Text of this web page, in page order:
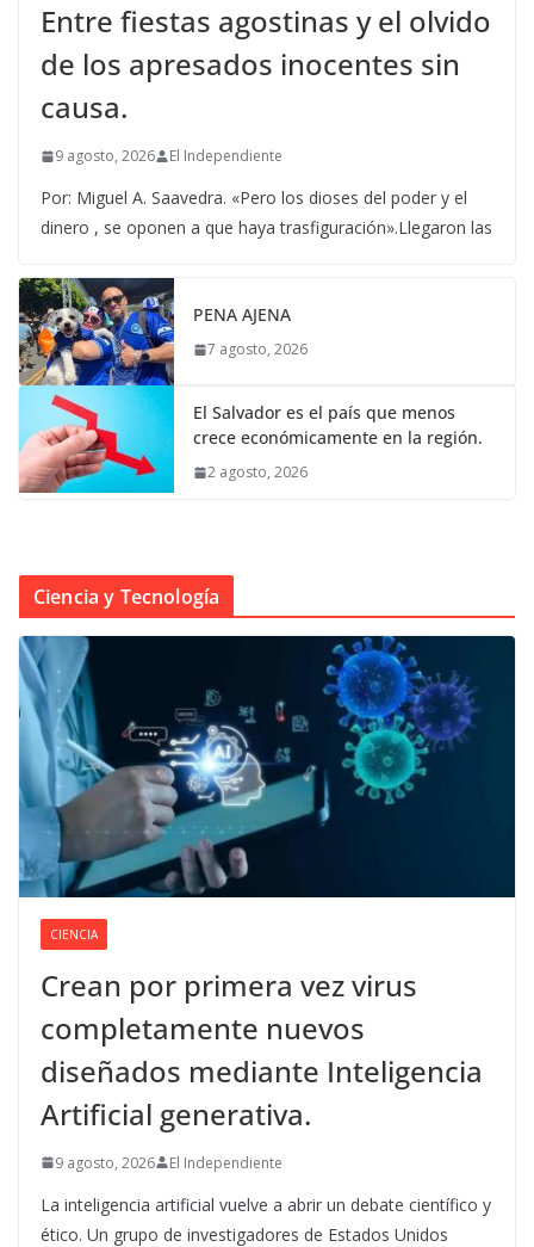
Entre fiestas agostinas y el olvido
de los apresados inocentes sin
causa.
9 agosto, 2026 El Independiente
Por: Miguel A. Saavedra. «Pero los dioses del poder y el
dinero , se oponen a que haya trasfiguración».Llegaron las
PENA AJENA
7 agosto, 2026
El Salvador es el país que menos
crece económicamente en la región.
2 agosto, 2026
Ciencia y Tecnología
CIENCIA
Crean por primera vez virus
completamente nuevos
diseñados mediante Inteligencia
Artificial generativa.
9 agosto, 2026 El Independiente
La inteligencia artificial vuelve a abrir un debate científico y
ético. Un grupo de investigadores de Estados Unidos